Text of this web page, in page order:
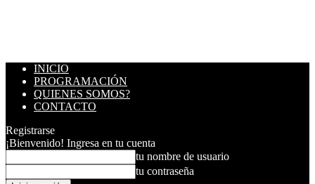
INICIO
PROGRAMACIÓN
QUIENES SOMOS?
CONTACTO
Registrarse
¡Bienvenido! Ingresa en tu cuenta
tu nombre de usuario
tu contraseña